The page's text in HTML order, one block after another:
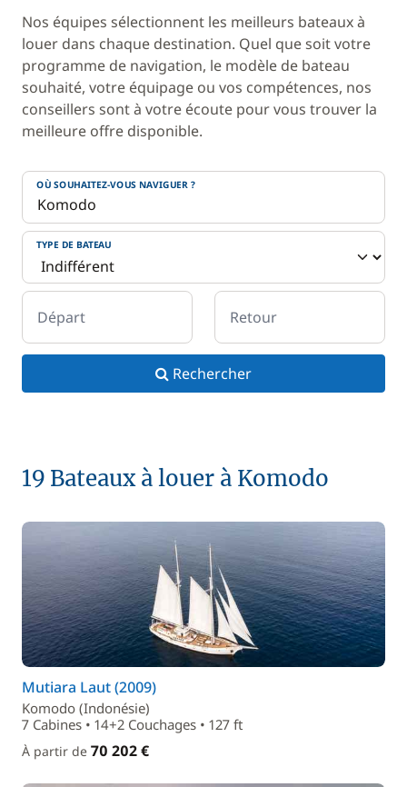
Nos équipes sélectionnent les meilleurs bateaux à
louer dans chaque destination. Quel que soit votre
programme de navigation, le modèle de bateau
souhaité, votre équipage ou vos compétences, nos
conseillers sont à votre écoute pour vous trouver la
meilleure offre disponible.
OÙ SOUHAITEZ-VOUS NAVIGUER ?
TYPE DE BATEAU
Départ Retour
Rechercher
19 Bateaux à louer à Komodo
Mutiara Laut (2009)
Komodo (Indonésie)
7 Cabines • 14+2 Couchages • 127 ft
À partir de 70 202 €